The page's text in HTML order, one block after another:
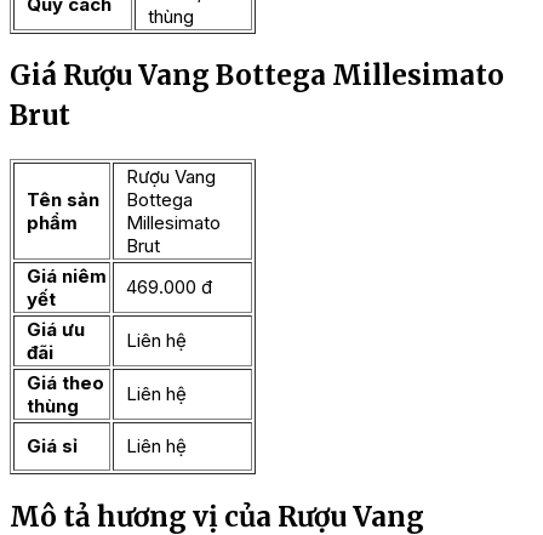
thùng
Giá Rượu Vang Bottega Millesimato
Brut
Tên sản
phẩm
Rượu Vang
Bottega
Millesimato
Brut
Giá niêm
yết
469.000 đ
Giá ưu
đãi
Liên hệ
Giá theo
thùng
Liên hệ
Giá sỉ Liên hệ
Mô tả hương vị của Rượu Vang